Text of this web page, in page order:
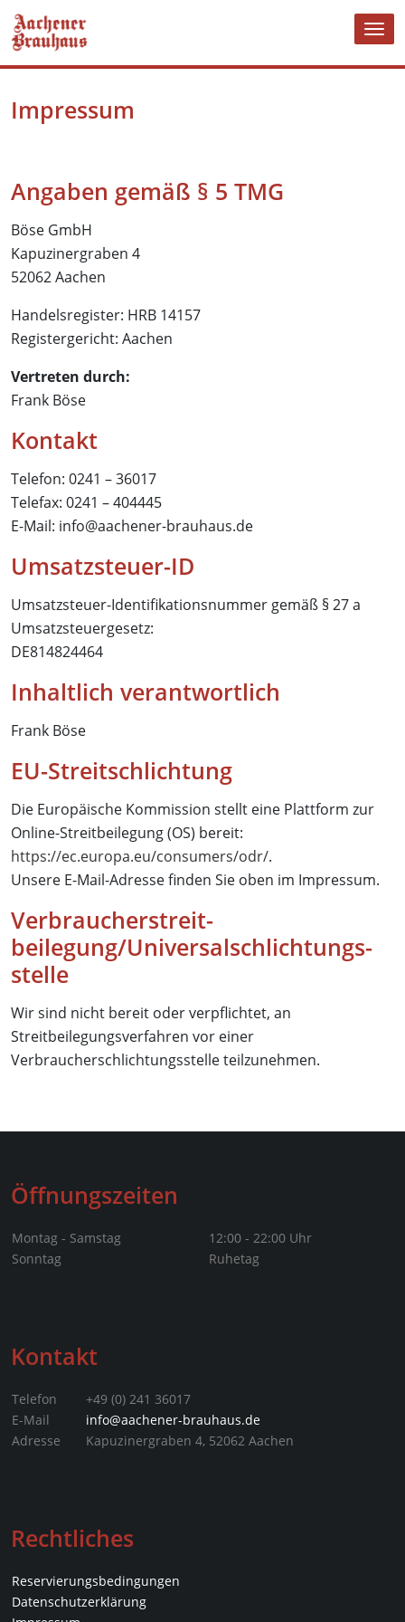
Skip
content
Impressum
Angaben gemäß § 5 TMG
Böse GmbH
Kapuzinergraben 4
52062 Aachen
Handelsregister: HRB 14157
Registergericht: Aachen
Vertreten durch:
Frank Böse
Kontakt
Telefon: 0241 – 36017
Telefax: 0241 – 404445
E-Mail: info@aachener-brauhaus.de
Umsatzsteuer-ID
Umsatzsteuer-Identifikationsnummer gemäß § 27 a
Umsatzsteuergesetz:
DE814824464
Inhaltlich verantwortlich
Frank Böse
EU-Streitschlichtung
Die Europäische Kommission stellt eine Plattform zur
Online-Streitbeilegung (OS) bereit:
https://ec.europa.eu/consumers/odr/.
Unsere E-Mail-Adresse finden Sie oben im Impressum.
Verbraucher­streit­
beilegung/Universal­schlichtungs­
stelle
Wir sind nicht bereit oder verpflichtet, an
Streitbeilegungsverfahren vor einer
Verbraucherschlichtungsstelle teilzunehmen.
Öffnungszeiten
Montag - Samstag
12:00 - 22:00 Uhr
Sonntag
Ruhetag
Kontakt
Telefon
+49 (0) 241 36017
E-Mail
info@aachener-brauhaus.de
Adresse
Kapuzinergraben 4, 52062 Aachen
Rechtliches
Reservierungsbedingungen
Datenschutz­erklärung